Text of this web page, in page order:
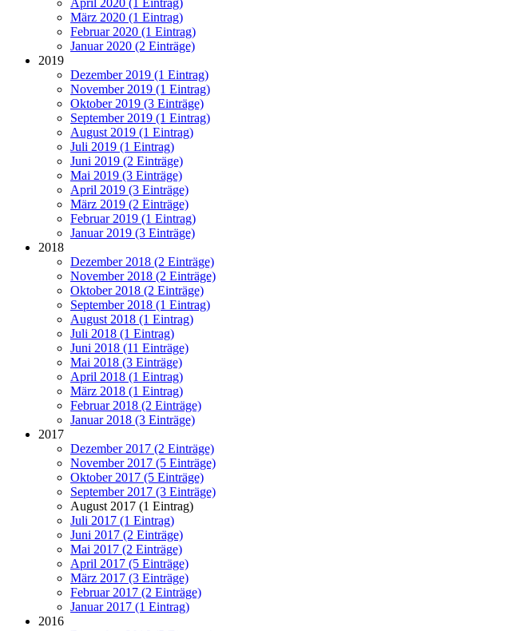
April 2020 (1 Eintrag)
März 2020 (1 Eintrag)
Februar 2020 (1 Eintrag)
Januar 2020 (2 Einträge)
2019
Dezember 2019 (1 Eintrag)
November 2019 (1 Eintrag)
Oktober 2019 (3 Einträge)
September 2019 (1 Eintrag)
August 2019 (1 Eintrag)
Juli 2019 (1 Eintrag)
Juni 2019 (2 Einträge)
Mai 2019 (3 Einträge)
April 2019 (3 Einträge)
März 2019 (2 Einträge)
Februar 2019 (1 Eintrag)
Januar 2019 (3 Einträge)
2018
Dezember 2018 (2 Einträge)
November 2018 (2 Einträge)
Oktober 2018 (2 Einträge)
September 2018 (1 Eintrag)
August 2018 (1 Eintrag)
Juli 2018 (1 Eintrag)
Juni 2018 (11 Einträge)
Mai 2018 (3 Einträge)
April 2018 (1 Eintrag)
März 2018 (1 Eintrag)
Februar 2018 (2 Einträge)
Januar 2018 (3 Einträge)
2017
Dezember 2017 (2 Einträge)
November 2017 (5 Einträge)
Oktober 2017 (5 Einträge)
September 2017 (3 Einträge)
August 2017 (1 Eintrag)
Juli 2017 (1 Eintrag)
Juni 2017 (2 Einträge)
Mai 2017 (2 Einträge)
April 2017 (5 Einträge)
März 2017 (3 Einträge)
Februar 2017 (2 Einträge)
Januar 2017 (1 Eintrag)
2016